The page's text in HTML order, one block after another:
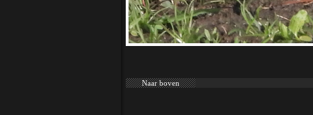
Naar boven